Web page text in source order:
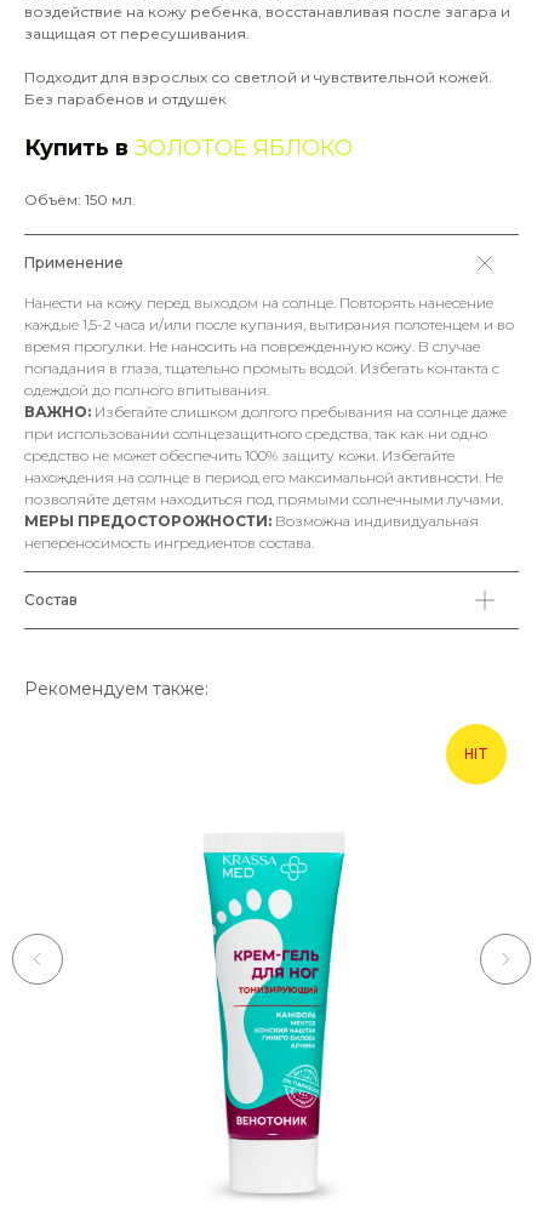
воздействие на кожу ребенка, восстанавливая после загара и
защищая от пересушивания.
Подходит для взрослых со светлой и чувствительной кожей.
Без парабенов и отдушек
Купить в ЗОЛОТОЕ ЯБЛОКО
Объём: 150 мл.
Применение
Нанести на кожу перед выходом на солнце. Повторять нанесение
каждые 1,5-2 часа и/или после купания, вытирания полотенцем и во
время прогулки. Не наносить на поврежденную кожу. В случае
попадания в глаза, тщательно промыть водой. Избегать контакта с
одеждой до полного впитывания.
ВАЖНО: Избегайте слишком долгого пребывания на солнце даже
при использовании солнцезащитного средства, так как ни одно
средство не может обеспечить 100% защиту кожи. Избегайте
нахождения на солнце в период его максимальной активности. Не
позволяйте детям находиться под прямыми солнечными лучами.
МЕРЫ ПРЕДОСТОРОЖНОСТИ: Возможна индивидуальная
непереносимость ингредиентов состава.
Состав
Рекомендуем также:
HIT